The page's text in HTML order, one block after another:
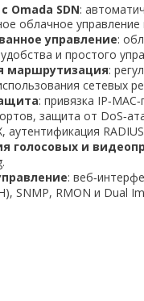
Omada SDN:
облачное
управление:
и простого
маршрутизация:
сетевых
: привязка
защита от
аутентификация
голосовых и
:
SNMP, RMON и Dual